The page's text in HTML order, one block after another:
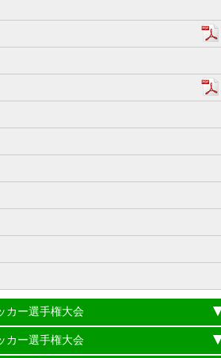
カー選手権大会
カー選手権大会